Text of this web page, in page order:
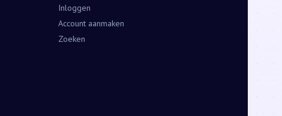
Inloggen
Account aanmaken
Zoeken